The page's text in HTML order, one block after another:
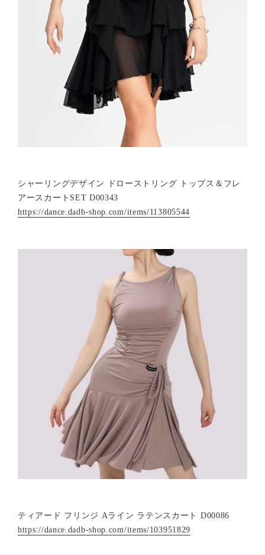
シャーリングデザイン ドローストリング トップス＆フレ
アースカートSET D00343
https://dance.dadb-shop.com/items/113805544
ティアード フリンジ Aライン ラテンスカート D00086
https://dance.dadb-shop.com/items/103951829